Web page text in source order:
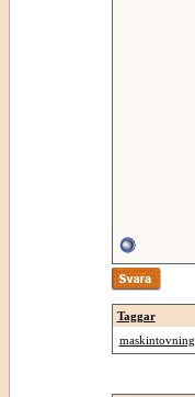
Taggar
maskintovning